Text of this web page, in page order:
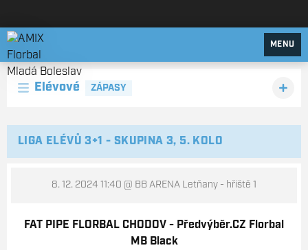
AMIX Florbal Mladá Boleslav
MENU
Elévové ZÁPASY
LIGA ELÉVŮ 3+1 - SKUPINA 3, 5. KOLO
8. 12. 2024 11:40 @ BB ARENA Letňany - hřiště 1
FAT PIPE FLORBAL CHODOV - Předvýběr.CZ Florbal
MB Black